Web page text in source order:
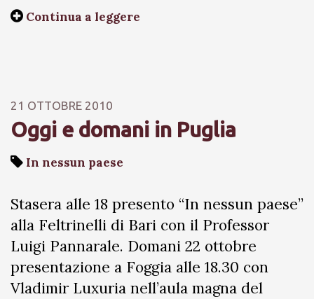
Continua a leggere
21 OTTOBRE 2010
Oggi e domani in Puglia
In nessun paese
Stasera alle 18 presento “In nessun paese”
alla Feltrinelli di Bari con il Professor
Luigi Pannarale. Domani 22 ottobre
presentazione a Foggia alle 18.30 con
Vladimir Luxuria nell’aula magna del